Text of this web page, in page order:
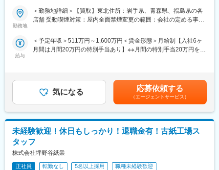
収1000万円超実績多数／早期スキルアップ・キャリアアップが叶
う】
◎【1年目で年収1600万円超も】公平な評価制度で、成果がその
まま収入に直結
◎【PR戦略】IKKOさん出演TVCMやメディア露出で問い合わせ
数・来店数が増加
◎【売れる仕組み】自社オークションなど複数の販路で販売力も
◎
■仕事内容
※キャリア形成のため長期的な出張を依頼することがございます
ざいます
＜査定・買取＞
勤務地
＜勤務地詳細＞【買取】東北住所：岩手県、青森県、福島県の各
店舗 受動喫煙対策：屋内全面禁煙変更の範囲：会社の定める事業
給与
＜予定年収＞511万円～1,600万円＜賃金形態＞月給制【入社6ヶ
月間は月間20万円の特別手当あり】※※月間の特別手当20万円を半
＜月給＞301,000円～700,000円（一律手当を含む）＜昇給有無＞
有＜残業手当＞有＜給与補足＞■昇給：※昇格や実績に応じた評価
制度あり■賞与：年2回（4月、10月／昨年度支給実績：年2回）／
業績による※1度の賞与で800万円の支給実績あり■特別手当20万円
（半年間）あり※月途中で入社の場合には日割り支給※経験者は優
遇＆研修免除の場合あり賃金はあくまでも目安の金額であり、選
考を通じて上下する可能性があります。月給(月額)は固定手当を含
気になる 応募依頼する
（エージェントサービス）
未経験歓迎！休日もしっかり！退職金有！古紙工場ス
タッフ
株式会社坪野谷紙業
正社員 転勤なし 5名以上採用
職種未経験歓迎